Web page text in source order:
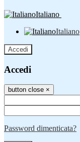
Italiano
Italiano
Accedi
Accedi
button close ×
Password dimenticata?